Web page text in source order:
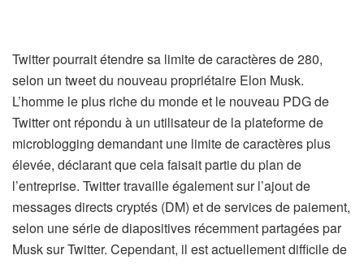
Twitter pourrait étendre sa limite de caractères de 280,
selon un tweet du nouveau propriétaire Elon Musk.
L’homme le plus riche du monde et le nouveau PDG de
Twitter ont répondu à un utilisateur de la plateforme de
microblogging demandant une limite de caractères plus
élevée, déclarant que cela faisait partie du plan de
l’entreprise. Twitter travaille également sur l’ajout de
messages directs cryptés (DM) et de services de paiement,
selon une série de diapositives récemment partagées par
Musk sur Twitter. Cependant, il est actuellement difficile de